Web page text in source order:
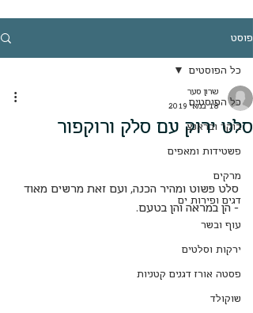
פוסט
כל הפוסטים
בוקר ובראנצ
פשטידות ומאפים
מרקים
דגים ופירות ים
עוף ובשר
ירקות וסלטים
פסטה אורז דגנים קטניות
שוקולד
כל הפוסטים
סלט ירוק עם סלק ורוקפור
שרון סער
18 במאי 2019
סלט פשוט ומהיר הכנה, ועם זאת מרשים מאוד
- הן במראה והן בטעם.